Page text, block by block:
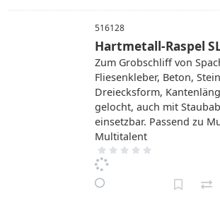
516128
Hartmetall-Raspel SL
Zum Grobschliff von
Fliesenkleber, Beton,
Dreiecksform,
gelocht, auch mit
einsetzbar. Passend zu
Multitalent